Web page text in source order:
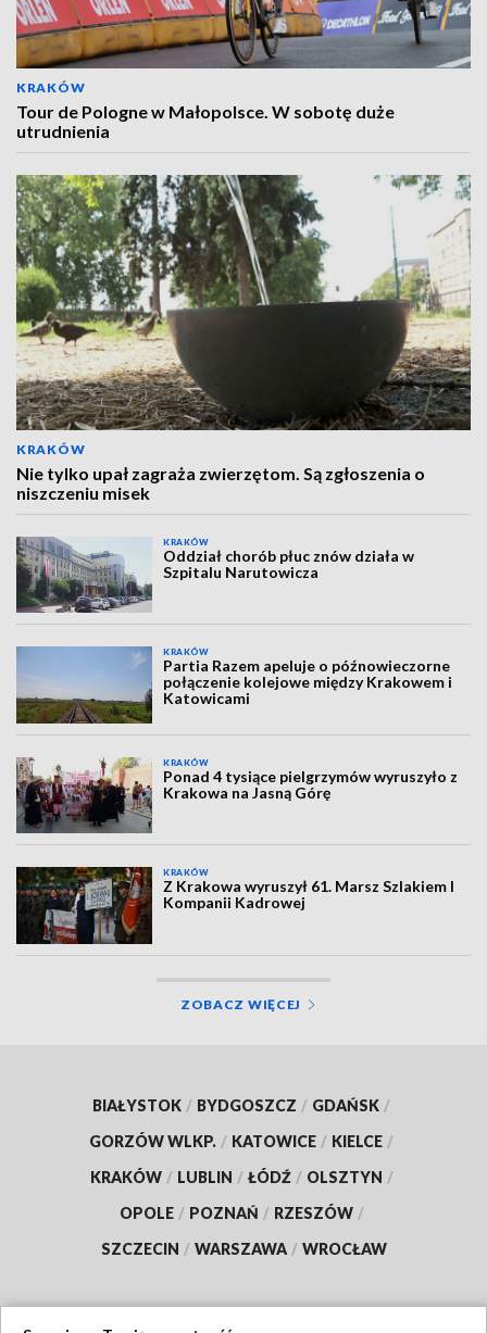
KRAKÓW
Tour de Pologne w Małopolsce. W sobotę duże
utrudnienia
KRAKÓW
Nie tylko upał zagraża zwierzętom. Są zgłoszenia o
niszczeniu misek
KRAKÓW
Oddział chorób płuc znów działa w
Szpitalu Narutowicza
KRAKÓW
Partia Razem apeluje o późnowieczorne
połączenie kolejowe między Krakowem i
Katowicami
KRAKÓW
Ponad 4 tysiące pielgrzymów wyruszyło z
Krakowa na Jasną Górę
KRAKÓW
Z Krakowa wyruszył 61. Marsz Szlakiem I
Kompanii Kadrowej
ZOBACZ WIĘCEJ
BIAŁYSTOK / BYDGOSZCZ / GDAŃSK /
GORZÓW WLKP. / KATOWICE / KIELCE /
KRAKÓW / LUBLIN / ŁÓDŹ / OLSZTYN /
OPOLE / POZNAŃ / RZESZÓW /
SZCZECIN / WARSZAWA / WROCŁAW